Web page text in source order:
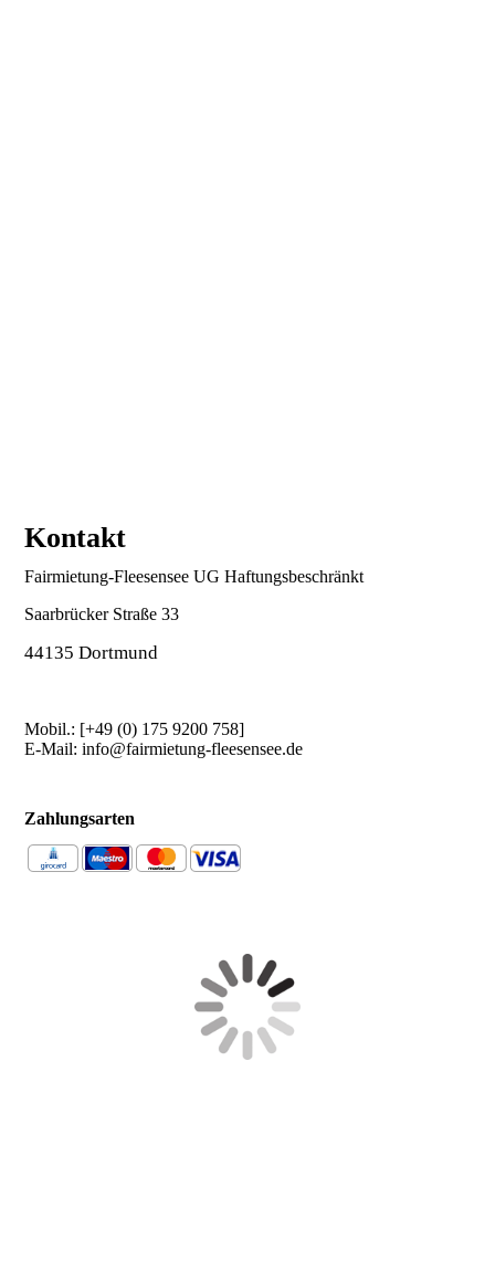
Kontakt
Fairmietung-Fleesensee UG Haftungsbeschränkt
Saarbrücker Straße 33
44135 Dortmund
Mobil.: [+49 (0) 175 9200 758]
E-Mail: info@fairmietung-fleesensee.de
Zahlungs­arten